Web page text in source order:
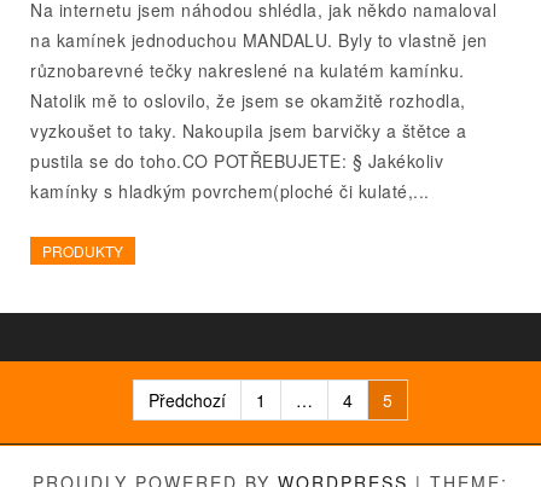
Na internetu jsem náhodou shlédla, jak někdo namaloval
na kamínek jednoduchou MANDALU. Byly to vlastně jen
různobarevné tečky nakreslené na kulatém kamínku.
Natolik mě to oslovilo, že jsem se okamžitě rozhodla,
vyzkoušet to taky. Nakoupila jsem barvičky a štětce a
pustila se do toho.CO POTŘEBUJETE: § Jakékoliv
kamínky s hladkým povrchem(ploché či kulaté,...
PRODUKTY
Stránkování
příspěvků
Předchozí 1 … 4 5
PROUDLY POWERED BY WORDPRESS | THEME: